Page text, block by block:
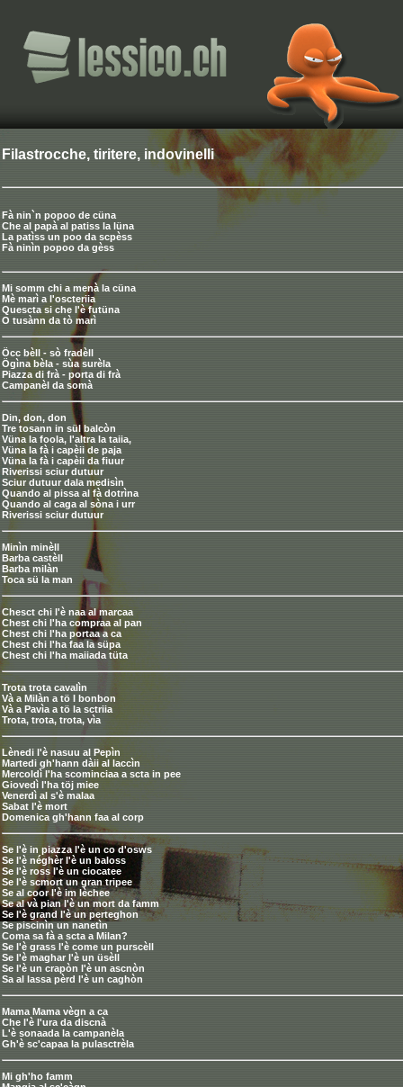
Filastrocche, tiritere, indovinelli
Fà nin`n popoo de cüna
Che al papà al patiss la lüna
La patìss un poo da scpèss
Fà ninìn popoo da gèss
Mi somm chi a menà la cüna
Mè marì a l'oscteriia
Quescta si che l'è futüna
O tusànn da tò marì
Öcc bèll - sò fradèll
Ögìna bèla - sùa surèla
Piazza di frà - porta di frà
Campanèl da somà
Din, don, don
Tre tosann in sül balcòn
Vüna la foola, l'altra la taiia,
Vüna la fà i capèii de paja
Vüna la fà i capèii da fiuur
Riverissi sciur dutuur
Sciur dutuur dala medisìn
Quando al pissa al fà dotrìna
Quando al caga al sòna i urr
Riverissi sciur dutuur
Minìn minèll
Barba castèll
Barba milàn
Toca sü la man
Chesct chi l'è naa al marcaa
Chest chi l'ha compraa al pan
Chest chi l'ha portaa a ca
Chest chi l'ha faa la süpa
Chest chi l'ha maiiada tüta
Trota trota cavalìn
Và a Milàn a tö I bonbon
Và a Pavìa a tö la sctriia
Trota, trota, trota, vìa
Lènedi l'è nasuu al Pepìn
Martedi gh'hann dàii al laccìn
Mercoldì l'ha scominciaa a scta in pee
Giovedì l'ha töj miee
Venerdì al s'è malaa
Sabat l'è mort
Domenica gh'hann faa al corp
Se l'è in piazza l'è un co d'osws
Se l'è néghèr l'è un baloss
Se l'è ross l'è un ciocatee
Se l'è scmort un gran tripee
Se al coor l'è im lèchee
Se al và pian l'è un mort da famm
Se l'è grand l'è un perteghon
Se piscinìn un nanetìn
Coma sa fà a scta a Milan?
Se l'è grass l'è come un purscèll
Se l'è maghar l'è un üsèll
Se l'è un crapòn l'è un ascnòn
Sa al lassa pèrd l'è un caghòn
Mama Mama vègn a ca
Che l'è l'ura da discnà
L'è sonaada la campanèla
Gh'è sc'capaa la pulasctrèla
Mi gh'ho famm